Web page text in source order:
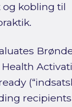
og kobling til
Health